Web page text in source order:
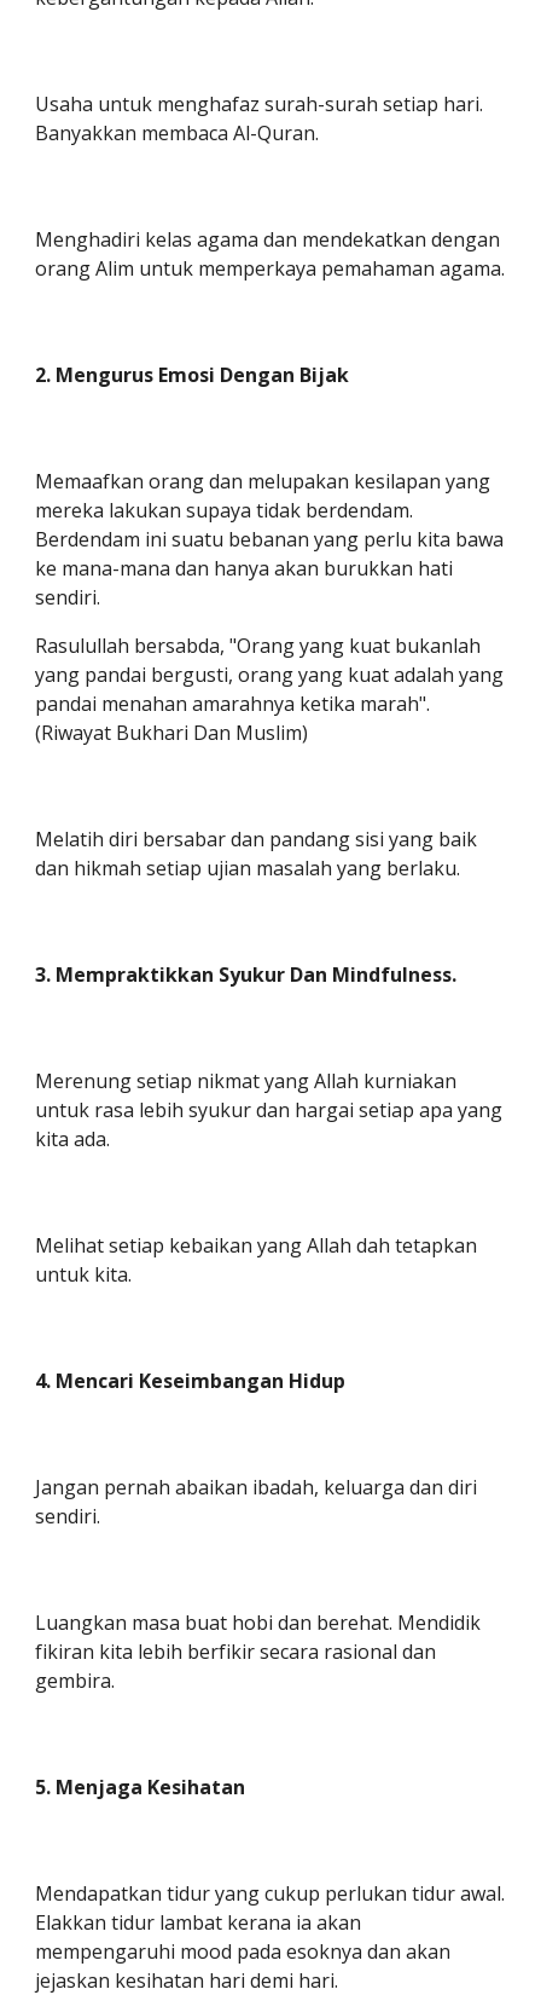
Usaha untuk menghafaz surah-surah setiap hari.
Banyakkan membaca Al-Quran.
Menghadiri kelas agama dan mendekatkan dengan
orang Alim untuk memperkaya pemahaman agama.
2. Mengurus Emosi Dengan Bijak
Memaafkan orang dan melupakan kesilapan yang
mereka lakukan supaya tidak berdendam.
Berdendam ini suatu bebanan yang perlu kita bawa
ke mana-mana dan hanya akan burukkan hati
sendiri.
Rasulullah bersabda, "Orang yang kuat bukanlah
yang pandai bergusti, orang yang kuat adalah yang
pandai menahan amarahnya ketika marah".
(Riwayat Bukhari Dan Muslim)
Melatih diri bersabar dan pandang sisi yang baik
dan hikmah setiap ujian masalah yang berlaku.
3. Mempraktikkan Syukur Dan Mindfulness.
Merenung setiap nikmat yang Allah kurniakan
untuk rasa lebih syukur dan hargai setiap apa yang
kita ada.
Melihat setiap kebaikan yang Allah dah tetapkan
untuk kita.
4. Mencari Keseimbangan Hidup
Jangan pernah abaikan ibadah, keluarga dan diri
sendiri.
Luangkan masa buat hobi dan berehat. Mendidik
fikiran kita lebih berfikir secara rasional dan
gembira.
5. Menjaga Kesihatan
Mendapatkan tidur yang cukup perlukan tidur awal.
Elakkan tidur lambat kerana ia akan
mempengaruhi mood pada esoknya dan akan
jejaskan kesihatan hari demi hari.